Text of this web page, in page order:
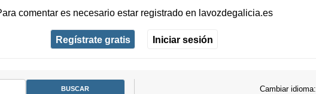
comentar es necesario estar registradoen lavozdegalicia.es
Regístrate gratis Iniciar sesión
Cambiar idioma: